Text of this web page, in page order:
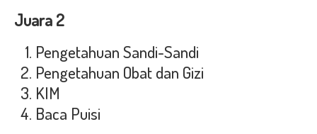
Juara 2
Pengetahuan Sandi-Sandi
Pengetahuan Obat dan Gizi
KIM
Baca Puisi